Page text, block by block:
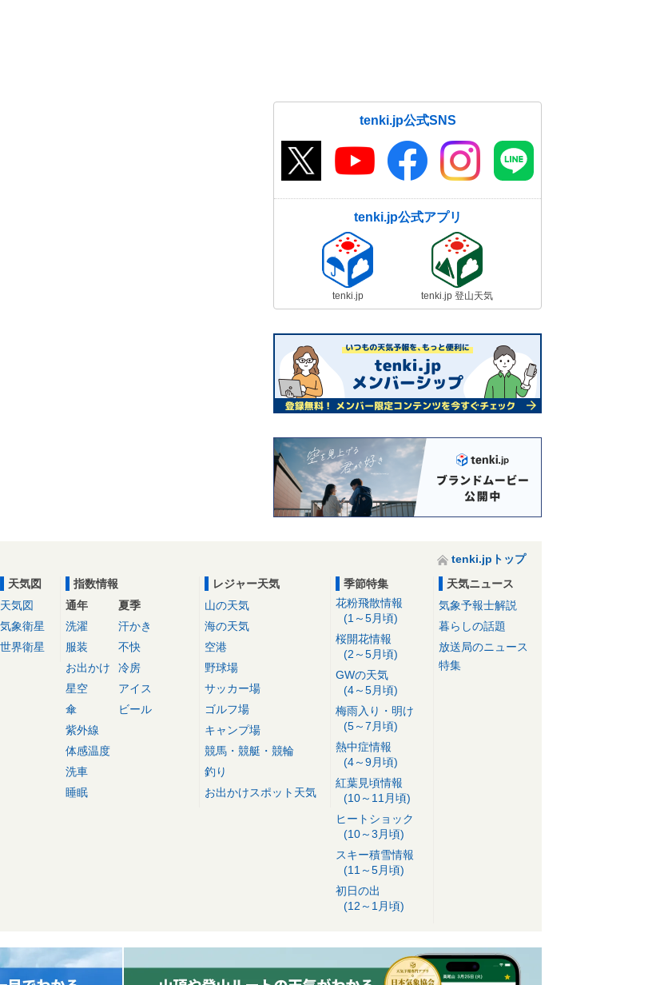
tenki.jp公式SNS
tenki.jp公式アプリ
tenki.jp tenki.jp 登山天気
tenki.jpトップ
天気図
天気図
気象衛星
世界衛星
指数情報
通年
洗濯
服装
お出かけ
星空
傘
紫外線
体感温度
洗車
睡眠
夏季
汗かき
不快
冷房
アイス
ビール
レジャー天気
山の天気
海の天気
空港
野球場
サッカー場
ゴルフ場
キャンプ場
競馬・競艇・競輪
釣り
お出かけスポット天気
季節特集
花粉飛散情報
(1～5月頃)
桜開花情報
(2～5月頃)
GWの天気
(4～5月頃)
梅雨入り・明け
(5～7月頃)
熱中症情報
(4～9月頃)
紅葉見頃情報
(10～11月頃)
ヒートショック
(10～3月頃)
スキー積雪情報
(11～5月頃)
初日の出
(12～1月頃)
天気ニュース
気象予報士解説
暮らしの話題
放送局のニュース
特集